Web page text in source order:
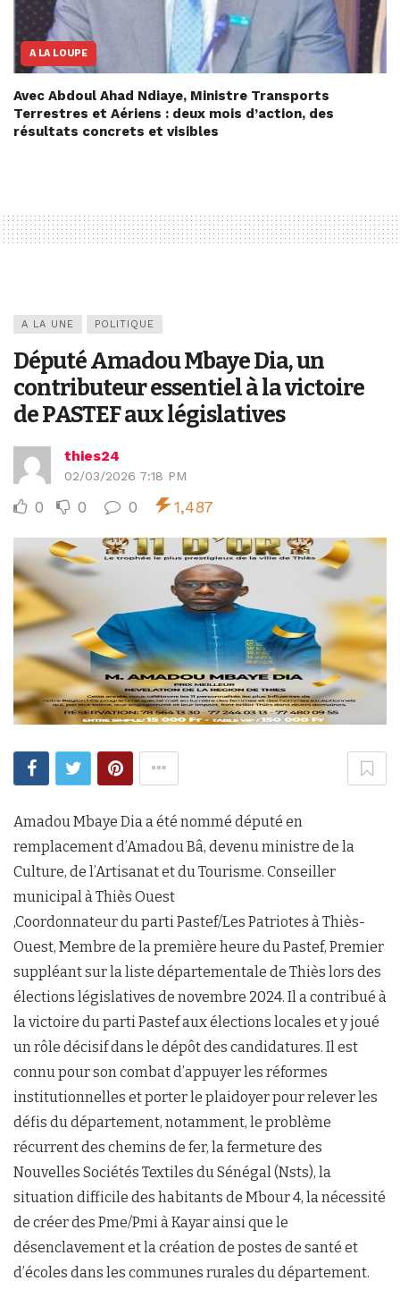
A LA LOUPE
Avec Abdoul Ahad Ndiaye, Ministre Transports
Terrestres et Aériens : deux mois d’action, des
résultats concrets et visibles
A LA UNE POLITIQUE
Député Amadou Mbaye Dia, un
contributeur essentiel à la victoire
de PASTEF aux législatives
thies24
02/03/2026 7:18 PM
0 0 0 1,487
Amadou Mbaye Dia a été nommé député en
remplacement d’Amadou Bâ, devenu ministre de la
Culture, de l’Artisanat et du Tourisme. Conseiller
municipal à Thiès Ouest
,Coordonnateur du parti Pastef/Les Patriotes à Thiès-
Ouest, Membre de la première heure du Pastef, Premier
suppléant sur la liste départementale de Thiès lors des
élections législatives de novembre 2024. Il a contribué à
la victoire du parti Pastef aux élections locales et y joué
un rôle décisif dans le dépôt des candidatures. Il est
connu pour son combat d’appuyer les réformes
institutionnelles et porter le plaidoyer pour relever les
défis du département, notamment, le problème
récurrent des chemins de fer, la fermeture des
Nouvelles Sociétés Textiles du Sénégal (Nsts), la
situation difficile des habitants de Mbour 4, la nécessité
de créer des Pme/Pmi à Kayar ainsi que le
désenclavement et la création de postes de santé et
d’écoles dans les communes rurales du département.